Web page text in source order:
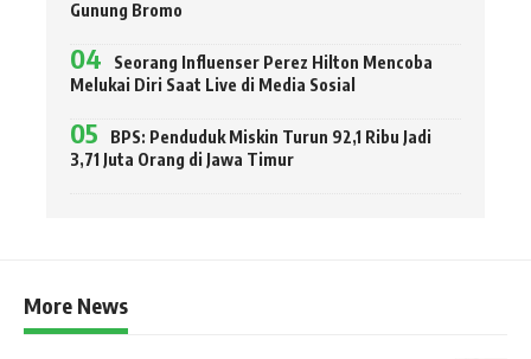
Gunung Bromo
Seorang Influenser Perez Hilton Mencoba
Melukai Diri Saat Live di Media Sosial
BPS: Penduduk Miskin Turun 92,1 Ribu Jadi
3,71 Juta Orang di Jawa Timur
More News